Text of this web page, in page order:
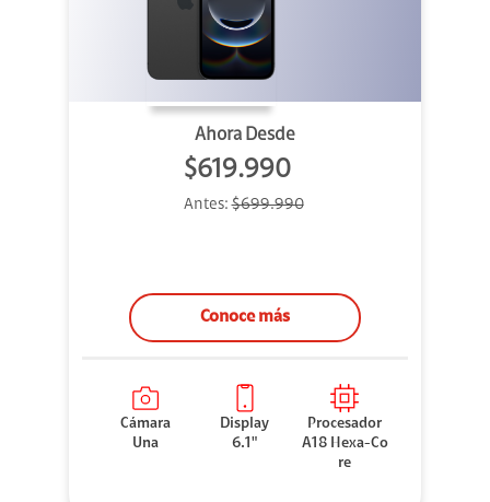
Ahora Desde
$619.990
Antes:$699.990
Conoce más
Cámara
Una
Display
6.1"
Procesador
A18 Hexa-Co
re